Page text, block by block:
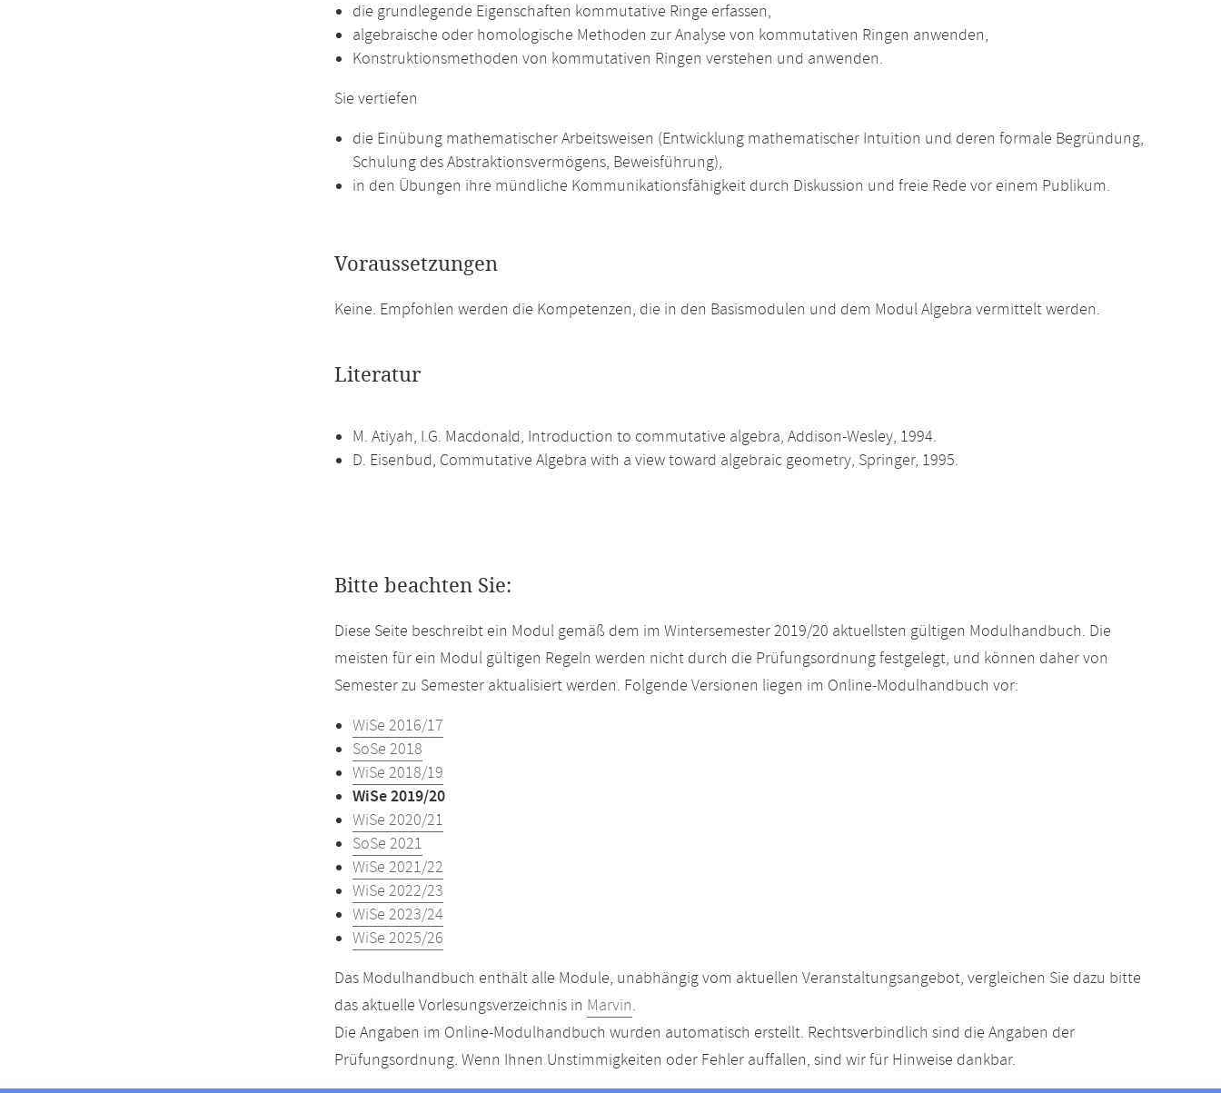
die grundlegende Eigenschaften kommutative Ringe erfassen,
algebraische oder homologische Methoden zur Analyse von kommutativen Ringen anwenden,
Konstruktionsmethoden von kommutativen Ringen verstehen und anwenden.
Sie vertiefen
die Einübung mathematischer Arbeitsweisen (Entwicklung mathematischer Intuition und deren formale Begründung,
Schulung des Abstraktionsvermögens, Beweisführung),
in den Übungen ihre mündliche Kommunikationsfähigkeit durch Diskussion und freie Rede vor einem Publikum.
Voraussetzungen
Keine. Empfohlen werden die Kompetenzen, die in den Basismodulen und dem Modul Algebra vermittelt werden.
Literatur
M. Atiyah, I.G. Macdonald, Introduction to commutative algebra, Addison-Wesley, 1994.
D. Eisenbud, Commutative Algebra with a view toward algebraic geometry, Springer, 1995.
Bitte beachten Sie:
Diese Seite beschreibt ein Modul gemäß dem im Wintersemester 2019/20 aktuellsten gültigen Modulhandbuch. Die
meisten für ein Modul gültigen Regeln werden nicht durch die Prüfungsordnung festgelegt, und können daher von
Semester zu Semester aktualisiert werden. Folgende Versionen liegen im Online-Modulhandbuch vor:
WiSe 2016/17
SoSe 2018
WiSe 2018/19
WiSe 2019/20
WiSe 2020/21
SoSe 2021
WiSe 2021/22
WiSe 2022/23
WiSe 2023/24
WiSe 2025/26
Das Modulhandbuch enthält alle Module, unabhängig vom aktuellen Veranstaltungsangebot, vergleichen Sie dazu bitte
das aktuelle Vorlesungsverzeichnis in Marvin.
Die Angaben im Online-Modulhandbuch wurden automatisch erstellt. Rechtsverbindlich sind die Angaben der
Prüfungsordnung. Wenn Ihnen Unstimmigkeiten oder Fehler auffallen, sind wir für Hinweise dankbar.